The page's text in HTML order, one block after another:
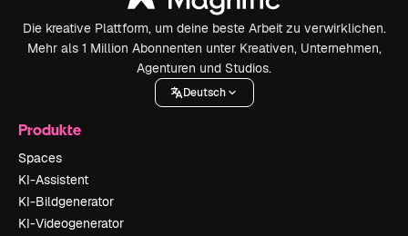
Die kreative Plattform, um deine beste Arbeit zu verwirklichen.
Mehr als 1 Million Abonnenten unter Kreativen, Unternehmen,
Agenturen und Studios.
Deutsch
Produkte
Spaces
KI-Assistent
KI-Bildgenerator
KI-Videogenerator